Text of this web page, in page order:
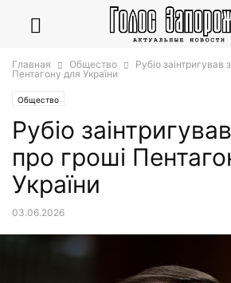
Главная Общество
Рубіо
Пентагону для України
Общество
Рубіо
про гроші
України
03.06.2026